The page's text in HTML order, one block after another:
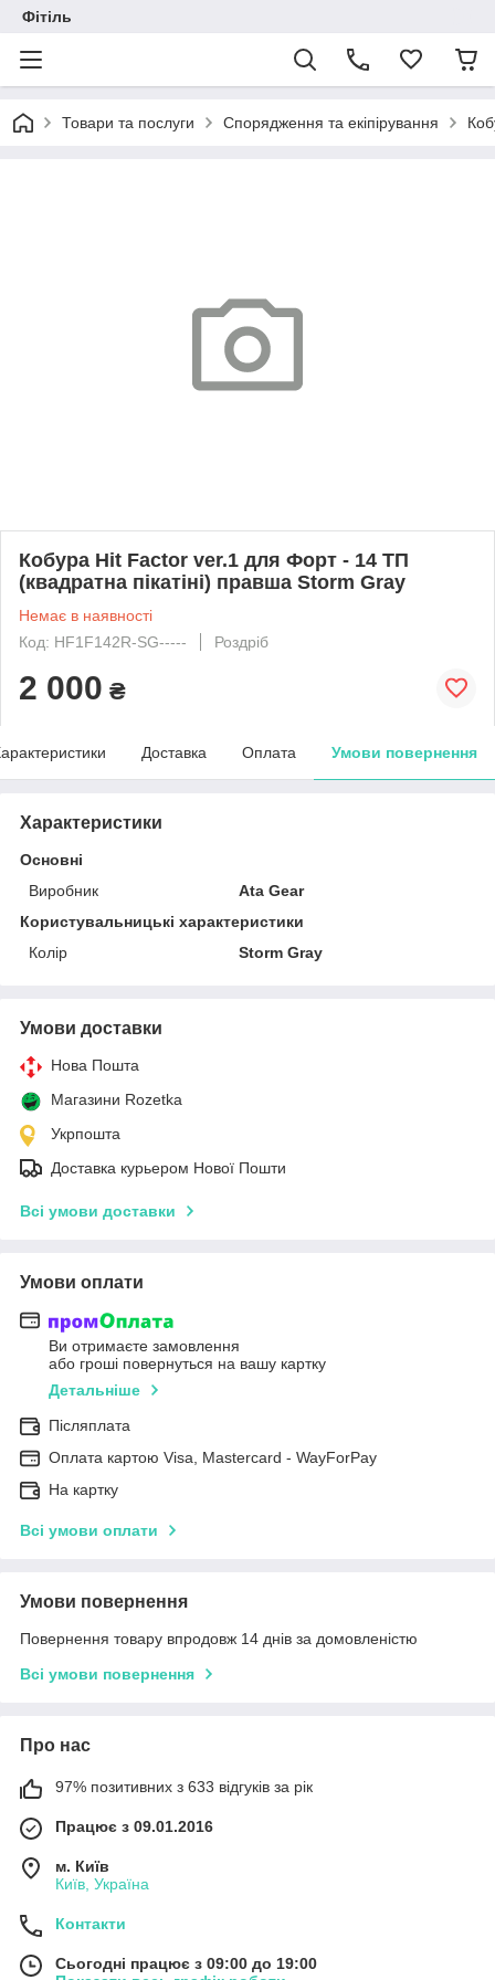
Фітіль
Товари та послуги Спорядження та екіпірування
Кобура Hit Factor ver.1 для Форт - 14 ТП
(квадратна пікатіні) правша Storm Gray
Немає в наявності
Код: HF1F142R-SG-----
Роздріб
2 000 ₴
Доставка Оплата Умови повернення
Характеристики
Основні
Виробник
Ata Gear
Користувальницькі характеристики
Колір
Storm Gray
Умови доставки
Нова Пошта
Магазини Rozetka
Укрпошта
Доставка курьером Нової Пошти
Всі умови доставки
Умови оплати
Ви отримаєте замовлення
або гроші повернуться на вашу картку
Детальніше
Післяплата
Оплата картою Visa, Mastercard - WayForPay
На картку
Всі умови оплати
Умови повернення
Повернення товару впродовж 14 днів за домовленістю
Всі умови повернення
Про нас
97% позитивних з 633 відгуків за рік
Працює з 09.01.2016
м. Київ
Київ, Україна
Контакти
Сьогодні працює з 09:00 до 19:00